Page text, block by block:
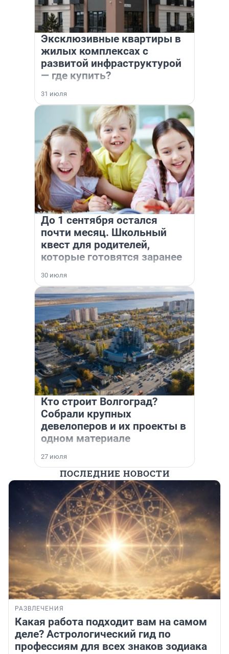
Эксклюзивные квартиры в
жилых комплексах с
развитой инфраструктурой
— где купить?
31 июля
До 1 сентября остался
почти месяц. Школьный
квест для родителей,
которые готовятся заранее
30 июля
Кто строит Волгоград?
Собрали крупных
девелоперов и их проекты в
одном материале
27 июля
ПОСЛЕДНИЕ НОВОСТИ
РАЗВЛЕЧЕНИЯ
Какая работа подходит вам на самом
деле? Астрологический гид по
профессиям для всех знаков зодиака